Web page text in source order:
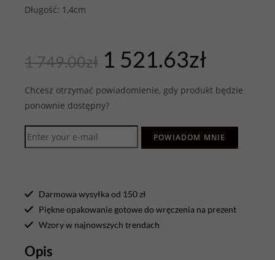
Długość: 1,4cm
1 749.00zł 1 521.63zł
Chcesz otrzymać powiadomienie, gdy produkt będzie
ponownie dostępny?
POWIADOM MNIE
Darmowa wysyłka od 150 zł
Piękne opakowanie gotowe do wręczenia na prezent
Wzory w najnowszych trendach
Opis